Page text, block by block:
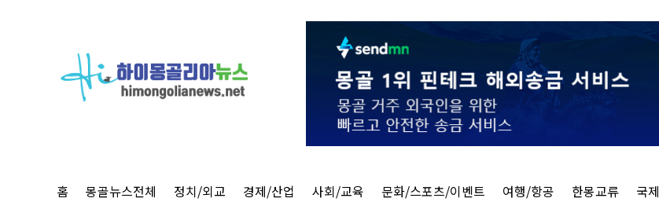
홈 몽골뉴스전체 정치/외교 경제/산업 사회/교육 문화/스포츠/이벤트 여행/항공 한몽교류 국제